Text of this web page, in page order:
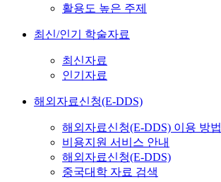
활용도 높은 주제
최신/인기 학술자료
최신자료
인기자료
해외자료신청(E-DDS)
해외자료신청(E-DDS) 이용 방법
비용지원 서비스 안내
해외자료신청(E-DDS)
중국대학 자료 검색